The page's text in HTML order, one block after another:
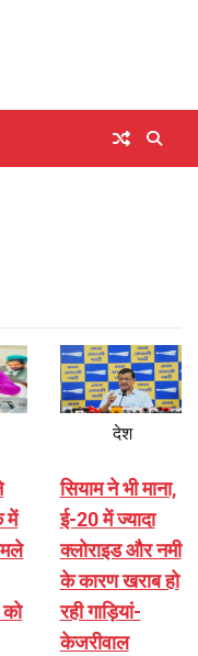
में
को
देश
सियाम ने भी माना,
ई-20 में ज्यादा
क्लोराइड और नमी
के कारण खराब हो
रही गाड़ियां-
केजरीवाल